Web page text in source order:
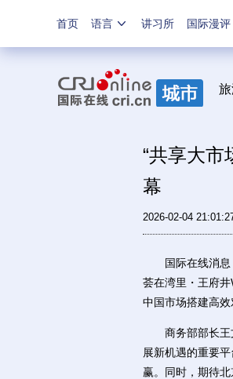
首页 语言 讲习所 国际漫评
“共享大市
幕
2026-02-04
国际在线消息（
荟在湾里・王府
中国市场搭建高
商务部部长王文
展新机遇的重要
赢。同时，期待